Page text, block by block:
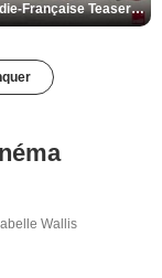
De la Comédie-Française Teaser VF
Wallis